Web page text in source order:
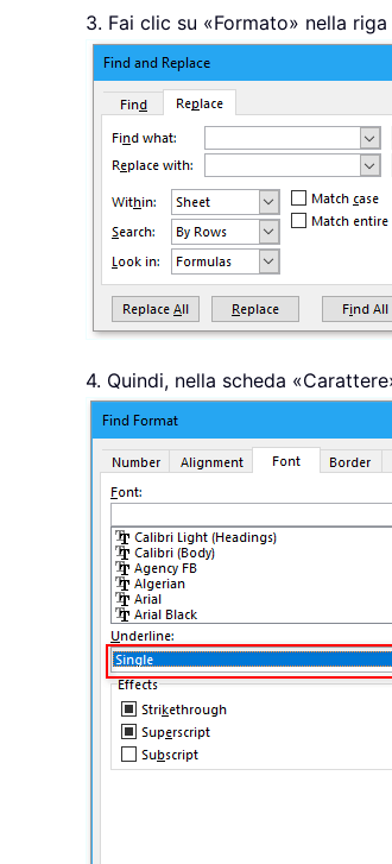
3. Fai clic su «Formato» nella
4. Quindi, nella scheda